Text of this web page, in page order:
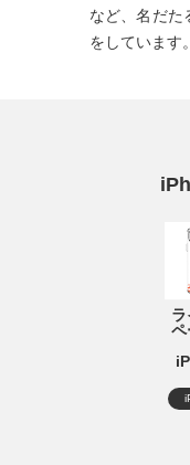
など、名だた
をしています。
ペ